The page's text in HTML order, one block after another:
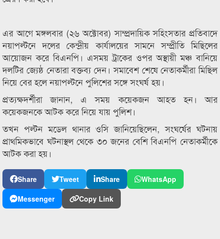
এর আগে মঙ্গলবার (২৬ অক্টোবর) সাম্প্রদায়িক সহিংসতার প্রতিবাদে
নয়াপল্টনে দলের কেন্দ্রীয় কার্যালয়ের সামনে সম্প্রীতি মিছিলের
আয়োজন করে বিএনপি। এসময় ট্রাকের ওপর অস্থায়ী মঞ্চ বানিয়ে
দলটির জ্যেষ্ঠ নেতারা বক্তব্য দেন। সমাবেশ শেষে নেতাকর্মীরা মিছিল
নিয়ে বের হলে নয়াপল্টনে পুলিশের সঙ্গে সংঘর্ষ হয়।
প্রত্যক্ষদর্শীরা জানান, এ সময় কয়েকজন আহত হন। আর
কয়েকজনকে আটক করে নিয়ে যায় পুলিশ।
তখন পল্টন মডেল থানার ওসি জানিয়েছিলেন, সংঘর্ষের ঘটনায়
প্রাথমিকভাবে ঘটনাস্থল থেকে ৩০ জনের বেশি বিএনপি নেতাকর্মীকে
আটক করা হয়।
Share Tweet Share
WhatsApp
Messenger
Copy Link